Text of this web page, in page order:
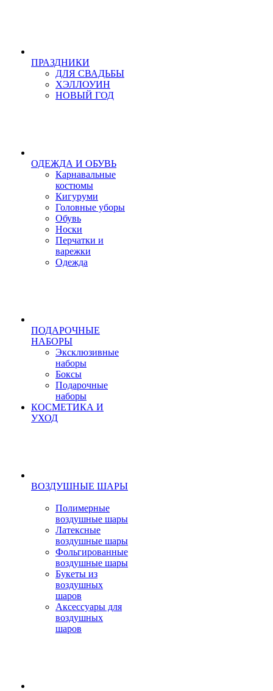
ПРАЗДНИКИ
ДЛЯ СВАДЬБЫ
ХЭЛЛОУИН
НОВЫЙ ГОД
ОДЕЖДА И ОБУВЬ
Карнавальные
костюмы
Кигуруми
Головные уборы
Обувь
Носки
Перчатки и
варежки
Одежда
ПОДАРОЧНЫЕ
НАБОРЫ
Эксклюзивные
наборы
Боксы
Подарочные
наборы
КОСМЕТИКА И
УХОД
ВОЗДУШНЫЕ ШАРЫ
Полимерные
воздушные шары
Латексные
воздушные шары
Фольгированные
воздушные шары
Букеты из
воздушных
шаров
Аксессуары для
воздушных
шаров